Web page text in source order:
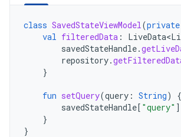
class SavedStateViewModel(private
val filteredData :
savedStateHandle.
repository.
}
fun setQuery(query : String)
{
savedStateHandle[ "query" ]
}
}